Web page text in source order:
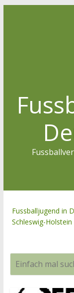
Fussballjugend in
Schleswig-Holstein